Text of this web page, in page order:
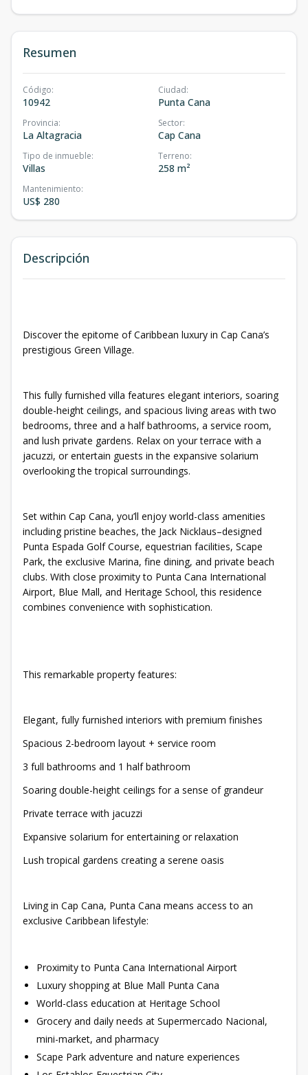
Resumen
Código:
10942
Ciudad:
Punta Cana
Provincia:
La Altagracia
Sector:
Cap Cana
Tipo de inmueble:
Villas
Terreno:
258 m²
Mantenimiento:
US$ 280
Descripción
Discover the epitome of Caribbean luxury in Cap Cana’s
prestigious Green Village.
This fully furnished villa features elegant interiors, soaring
double-height ceilings, and spacious living areas with two
bedrooms, three and a half bathrooms, a service room,
and lush private gardens. Relax on your terrace with a
jacuzzi, or entertain guests in the expansive solarium
overlooking the tropical surroundings.
Set within Cap Cana, you’ll enjoy world-class amenities
including pristine beaches, the Jack Nicklaus–designed
Punta Espada Golf Course, equestrian facilities, Scape
Park, the exclusive Marina, fine dining, and private beach
clubs. With close proximity to Punta Cana International
Airport, Blue Mall, and Heritage School, this residence
combines convenience with sophistication.
This remarkable property features:
Elegant, fully furnished interiors with premium finishes
Spacious 2-bedroom layout + service room
3 full bathrooms and 1 half bathroom
Soaring double-height ceilings for a sense of grandeur
Private terrace with jacuzzi
Expansive solarium for entertaining or relaxation
Lush tropical gardens creating a serene oasis
Living in Cap Cana, Punta Cana means access to an
exclusive Caribbean lifestyle:
Proximity to Punta Cana International Airport
Luxury shopping at Blue Mall Punta Cana
World-class education at Heritage School
Grocery and daily needs at Supermercado Nacional,
mini-market, and pharmacy
Scape Park adventure and nature experiences